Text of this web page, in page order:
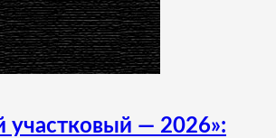
участковый — 2026»: